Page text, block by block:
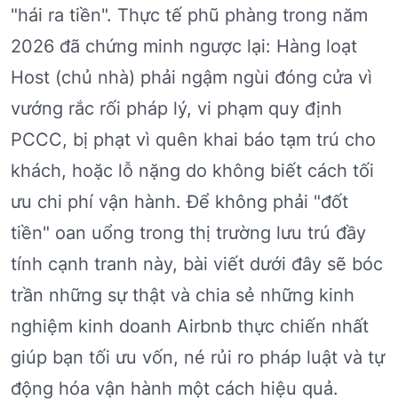
"hái ra tiền". Thực tế phũ phàng trong năm
2026 đã chứng minh ngược lại: Hàng loạt
Host (chủ nhà) phải ngậm ngùi đóng cửa vì
vướng rắc rối pháp lý, vi phạm quy định
PCCC, bị phạt vì quên khai báo tạm trú cho
khách, hoặc lỗ nặng do không biết cách tối
ưu chi phí vận hành. Để không phải "đốt
tiền" oan uổng trong thị trường lưu trú đầy
tính cạnh tranh này, bài viết dưới đây sẽ bóc
trần những sự thật và chia sẻ những kinh
nghiệm kinh doanh Airbnb thực chiến nhất
giúp bạn tối ưu vốn, né rủi ro pháp luật và tự
động hóa vận hành một cách hiệu quả.